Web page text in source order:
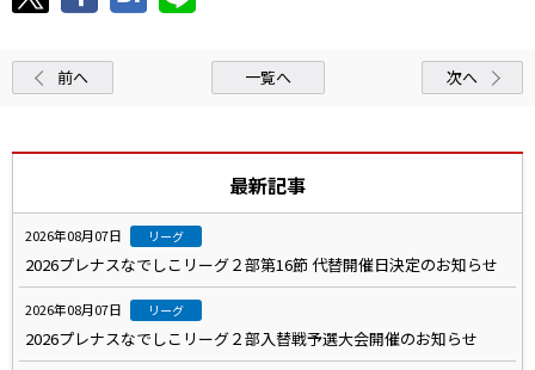
前へ 一覧へ 次へ
最新記事
2026年08月07日 リーグ
2026プレナスなでしこリーグ２部第16節 代替開催日決定のお知らせ
2026年08月07日 リーグ
2026プレナスなでしこリーグ２部入替戦予選大会開催のお知らせ